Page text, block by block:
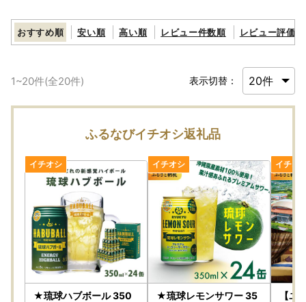
指定対象期間：令和7年10月1日から令和8年9月30日
おすすめ順 安い順 高い順 レビュー件数順 レビュー評価順
1~20件(全20件) 表示切替：
ふるなびイチオシ返礼品
★琉球ハブボール 350
★琉球レモンサワー 35
【ユ